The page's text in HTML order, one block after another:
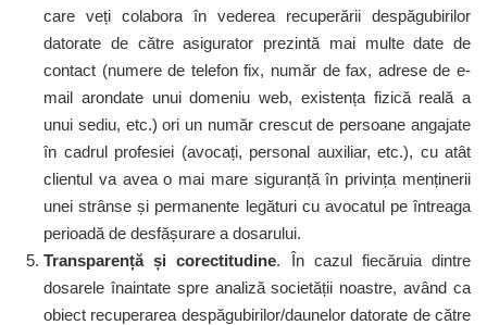
care veți colabora în vederea recuperării despăgubirilor
datorate de către asigurator prezintă mai multe date de
contact (numere de telefon fix, număr de fax, adrese de e-
mail arondate unui domeniu web, existența fizică reală a
unui sediu, etc.) ori un număr crescut de persoane angajate
în cadrul profesiei (avocați, personal auxiliar, etc.), cu atât
clientul va avea o mai mare siguranță în privința menținerii
unei strânse și permanente legături cu avocatul pe întreaga
perioadă de desfășurare a dosarului.
Transparență și corectitudine. În cazul fiecăruia dintre
dosarele înaintate spre analiză societății noastre, având ca
obiect recuperarea despăgubirilor/daunelor datorate de către